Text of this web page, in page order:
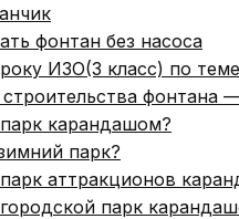
фонтан без насоса
ИЗО(3 класс) по
фонтана
карандашом?
парк?
аттракционов
парк